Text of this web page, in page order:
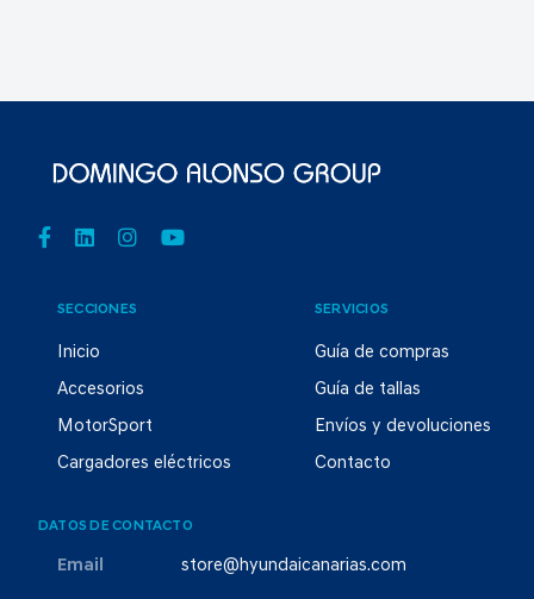
SECCIONES
Inicio
Accesorios
MotorSport
Cargadores eléctricos
SERVICIOS
Guía de compras
Guía de tallas
Envíos y devoluciones
Contacto
DATOS DE CONTACTO
Email store@hyundaicanarias.com